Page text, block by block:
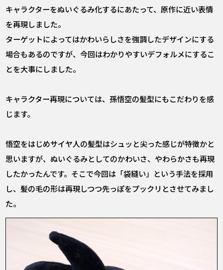
キャラクターをぬいぐるみ化するにあたって、原作に近い表情
を再現しました。
ターゲットによってはかわいらしさを強調したデザインにする
場合もあるのですが、今回はわかりやすいデフォルメにするこ
とを大事にしました。
――キャラクター再現については、孫悟空の髪型にもこだわりを感
じます。
悟空をはじめサイヤ人の髪型はシュッと尖った感じが特徴かと
思いますが、ぬいぐるみとしてのかわいさ、やわらかさも再現
したかったんです。そこで今回は「袋縫い」という手法を採用
し、髪の毛の形は再現しつつ先っぽをプックリとさせてみまし
た。